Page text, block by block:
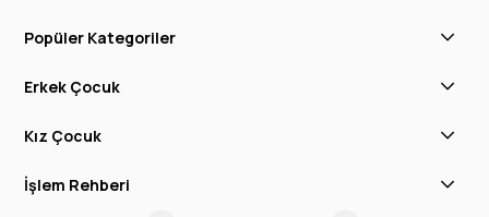
Popüler Kategoriler
Erkek Çocuk
Kız Çocuk
İşlem Rehberi